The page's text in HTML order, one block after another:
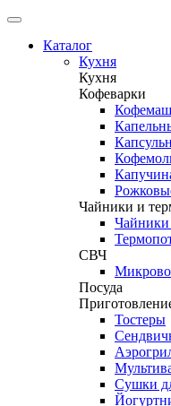
Каталог
Кухня
Кухня
Кофеварки
Чайники и
Чайники
СВЧ
Посуда
Тостеры
Сушки